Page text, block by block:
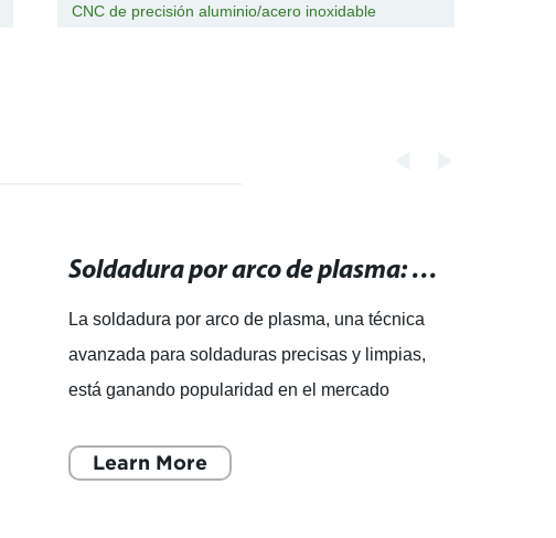
CNC de precisión aluminio/acero inoxidable
Soldadura por arco de plasma: técnica avanzada para soldaduras precisas y limpias.
La soldadura por arco de plasma, una técnica
avanzada para soldaduras precisas y limpias,
está ganando popularidad en el mercado
técnica, que utiliza un arco
Learn More